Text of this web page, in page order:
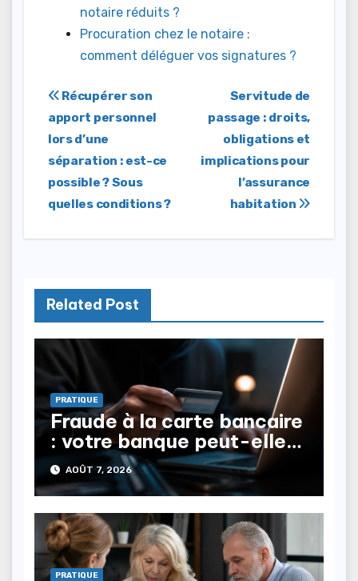
notaire réduits ?
Procuration chez le notaire :
comment déléguer vos signatures ?
Navigation
de
l’article
Servitude de
passage : droits,
obligations et
implications pour
l’assurance
habitation
Récupérer son
apport personnel
lors d’une
séparation : est-ce
possible ? Sous
quelles conditions ?
Related Post
PRATIQUE
Fraude à la carte bancaire
: votre banque peut-elle
vous rembourser ?
AOÛT 7, 2026
PRATIQUE